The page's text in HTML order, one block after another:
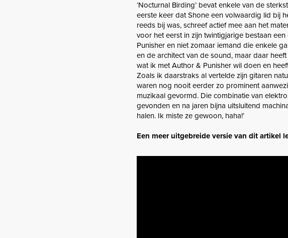
‘Nocturnal Birding’ bevat enkele van de
eerste keer dat Shone een volwaardig lid bij
reeds bij was, schreef actief mee aan het
voor het eerst in zijn twintigjarige bestaan
Punisher en niet zomaar iemand die enkele
en de architect van de sound, maar daar
wat ik met Author & Punisher wil doen en
Zoals ik daarstraks al vertelde zijn gitaren
waren nog nooit eerder zo prominent
muzikaal gevormd. Die combinatie van
gevonden en na jaren bijna uitsluitend
halen. Ik miste ze gewoon, haha!’
Een meer uitgebreide versie van dit artikel